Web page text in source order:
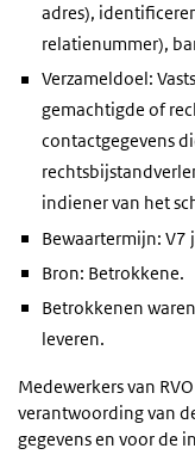
adres),
relatienummer),
Verzameldoel:
gemachtigde of
contactgegevens
indiener van het
Bewaartermijn: V7
Bron: Betrokkene.
Betrokkenen
leveren.
Medewerkers van
verantwoording van
gegevens en voor de